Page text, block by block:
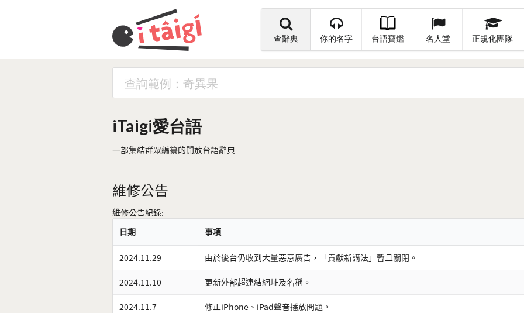
查辭典 你的名字 台語寶鑑 名人堂 正規化團隊
iTaigi愛台語
一部集結群眾編纂的開放台語辭典
維修公告
維修公告紀錄:
日期
事項
2024.11.29 由於後台仍收到大量惡意廣告，「貢獻新講法」暫且關閉。
2024.11.10 更新外部超連結網址及名稱。
2024.11.7 修正iPhone、iPad聲音播放問題。